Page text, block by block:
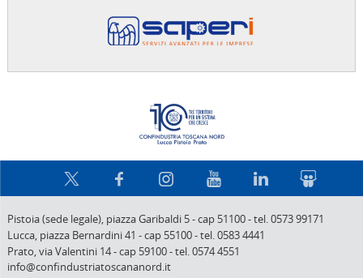
Pistoia (sede legale), piazza Garibaldi 5-cap 51100-tel. 0573 99171
Lucca, piazza Bernardini 41 -cap 55100-tel. 0583 4441
Prato,via Valentini 14-cap 59100-tel. 0574 4551
info@confindustriatoscananord.it